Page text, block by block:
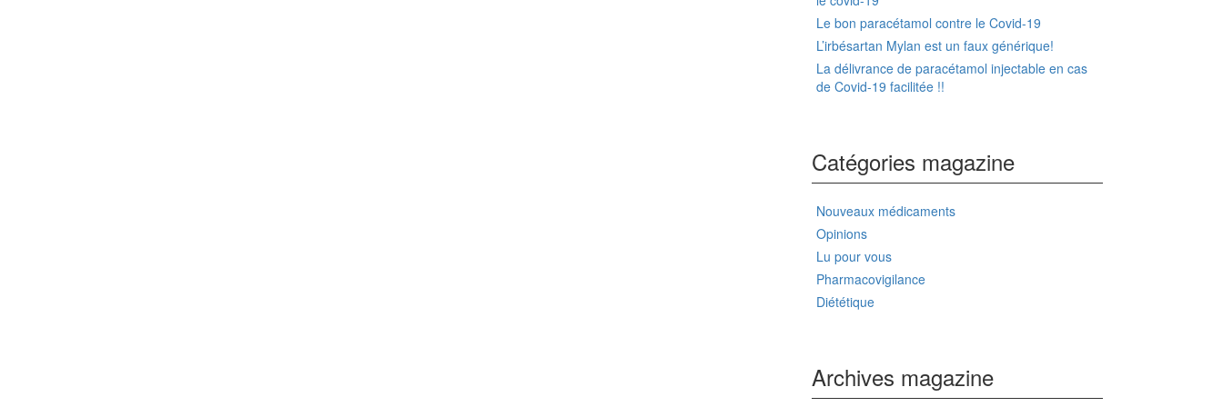
Le bon paracétamol contre le Covid-19
L’irbésartan Mylan est un faux générique!
La délivrance de paracétamol injectable en cas
de Covid-19 facilitée !!
Catégories magazine
Nouveaux médicaments
Opinions
Lu pour vous
Pharmacovigilance
Diététique
Archives magazine